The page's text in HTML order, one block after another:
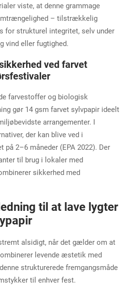
viste, at denne grammage
– tilstrækkelig
for strukturel integritet, selv under
vind eller fugtighed.
ved farvet
farvestoffer og biologisk
gør 14 gsm farvet sylvpapir ideelt
arrangementer. I
der kan blive ved i
på 2–6 måneder (EPA 2022). Der
til brug i lokaler med
sikkerhed med
til at lave lygter
alsidigt, når det gælder om at
levende æstetik med
strukturerede fremgangsmåde
til enhver fest.